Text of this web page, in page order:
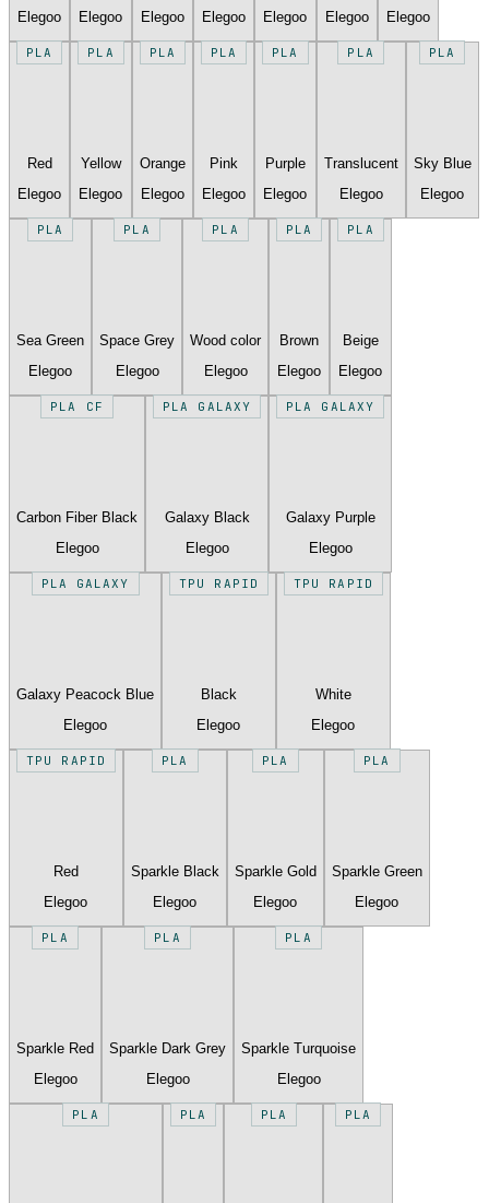
Elegoo
Elegoo
Elegoo
Elegoo
Elegoo
Elegoo
Elegoo
PLA
Red
Elegoo
PLA
Yellow
Elegoo
PLA
Orange
Elegoo
PLA
Pink
Elegoo
PLA
Purple
Elegoo
PLA
Translucent
Elegoo
PLA
Sky Blue
Elegoo
PLA
Sea Green
Elegoo
PLA
Space Grey
Elegoo
PLA
Wood color
Elegoo
PLA
Brown
Elegoo
PLA
Beige
Elegoo
PLA CF
Carbon Fiber Black
Elegoo
PLA GALAXY
Galaxy Black
Elegoo
PLA GALAXY
Galaxy Purple
Elegoo
PLA GALAXY
Galaxy Peacock Blue
Elegoo
TPU RAPID
Black
Elegoo
TPU RAPID
White
Elegoo
TPU RAPID
Red
Elegoo
PLA
Sparkle Black
Elegoo
PLA
Sparkle Gold
Elegoo
PLA
Sparkle Green
Elegoo
PLA
Sparkle Red
Elegoo
PLA
Sparkle Dark Grey
Elegoo
PLA
Sparkle Turquoise
Elegoo
PLA PLA PLA PLA